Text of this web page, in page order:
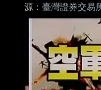
源：臺灣證券交易
名、網站名) 3. 網
https://reurl.cc/
內文： 115年08
賣出 現金(券)償
單位) 361,806
8,958,262 融券(